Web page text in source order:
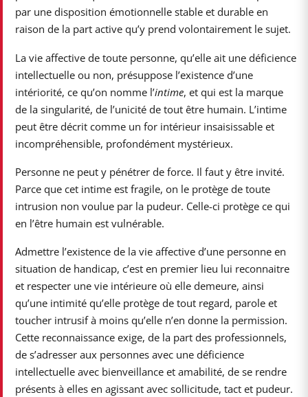
par une disposition émotionnelle stable et durable en
raison de la part active qu’y prend volontairement le sujet.
La vie affective de toute personne, qu’elle ait une déficience
intellectuelle ou non, présuppose l’existence d’une
intériorité, ce qu’on nomme l’intime, et qui est la marque
de la singularité, de l’unicité de tout être humain. L’intime
peut être décrit comme un for intérieur insaisissable et
incompréhensible, profondément mystérieux.
Personne ne peut y pénétrer de force. Il faut y être invité.
Parce que cet intime est fragile, on le protège de toute
intrusion non voulue par la pudeur. Celle-ci protège ce qui
en l’être humain est vulnérable.
Admettre l’existence de la vie affective d’une personne en
situation de handicap, c’est en premier lieu lui reconnaitre
et respecter une vie intérieure où elle demeure, ainsi
qu’une intimité qu’elle protège de tout regard, parole et
toucher intrusif à moins qu’elle n’en donne la permission.
Cette reconnaissance exige, de la part des professionnels,
de s’adresser aux personnes avec une déficience
intellectuelle avec bienveillance et amabilité, de se rendre
présents à elles en agissant avec sollicitude, tact et pudeur.